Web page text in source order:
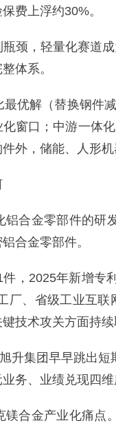
费上浮约30%。
颈，轻量化赛道
体系。
优解（替换钢件
窗口；中游一体
外，储能、人形
合金零部件的研
合金零部件。
，2025年新增专
、省级工业互联
技术攻关方面持续
升集团早早跳出
务、业绩兑现四维
合金产业化痛点